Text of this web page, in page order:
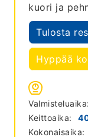
kuori ja
Tulosta
Hyppää
Valmisteluaika:
Keittoaika:
Kokonaisaika: